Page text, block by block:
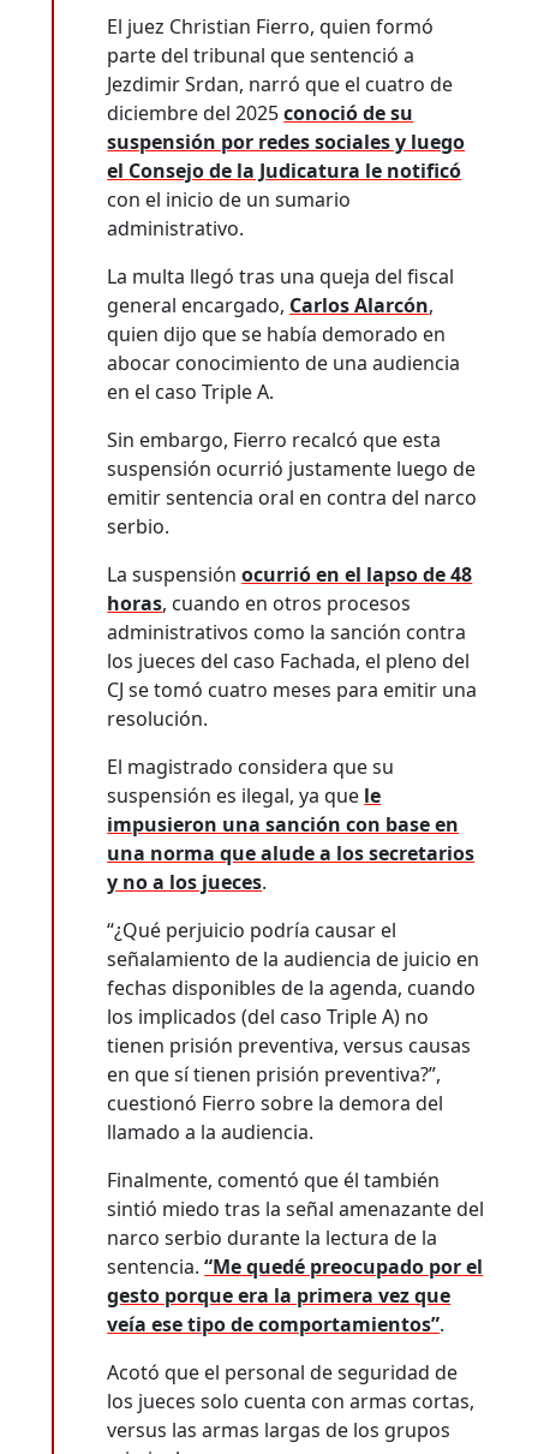
El juez Christian Fierro, quien formó
parte del tribunal que sentenció a
Jezdimir Srdan, narró que el cuatro de
diciembre del 2025conoció de su
suspensión por redes sociales y luego
el Consejo de la Judicatura le notificó
con el inicio de un sumario
administrativo.
La multa llegó tras una queja del fiscal
general encargado, Carlos Alarcón,
quien dijo que se había demorado en
abocar conocimiento de una audiencia
en el caso Triple A.
Sin embargo, Fierro recalcó que esta
suspensión ocurrió justamente luego de
emitir sentencia oral en contra del narco
serbio.
La suspensiónocurrió en el lapso de 48
horas, cuando en otros procesos
administrativos como la sanción contra
los jueces del caso Fachada, el pleno del
CJ se tomó cuatro meses para emitir una
resolución.
El magistrado considera que su
suspensión es ilegal, ya que le
impusieron una sanción con base en
una norma que alude a los secretarios
y no a los jueces.
“¿Qué perjuicio podría causar el
señalamiento de la audiencia de juicio en
fechas disponibles de la agenda, cuando
los implicados (del caso Triple A) no
tienen prisión preventiva, versus causas
en que sí tienen prisión preventiva?”,
cuestionó Fierro sobre la demora del
llamado a la audiencia.
Finalmente, comentó que él también
sintió miedo tras la señal amenazante del
narco serbio durante la lectura de la
sentencia.“Me quedé preocupado por el
gesto porque era la primera vez que
veía ese tipo de comportamientos”.
Acotó que el personal de seguridad de
los jueces solo cuenta con armas cortas,
versus las armas largas de los grupos